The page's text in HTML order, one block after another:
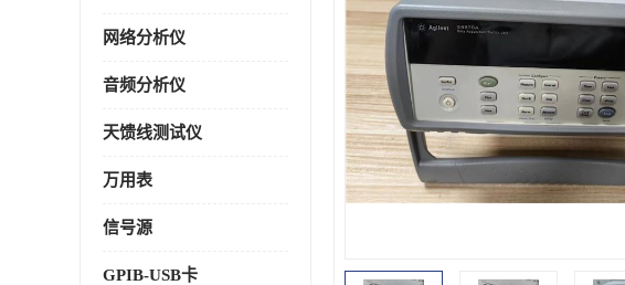
网络分析仪
音频分析仪
天馈线测试仪
万用表
信号源
GPIB-USB卡